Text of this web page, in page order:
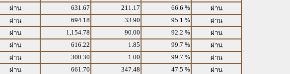
ผ่าน 631.67 211.17 66.6 %
ผ่าน
ผ่าน 694.18 33.90 95.1 %
ผ่าน
ผ่าน 1,154.78 90.00 92.2 %
ผ่าน
ผ่าน 616.22 1.85 99.7 %
ผ่าน
ผ่าน 300.30 1.00 99.7 %
ผ่าน
ผ่าน 661.70 347.48 47.5 %
ผ่าน